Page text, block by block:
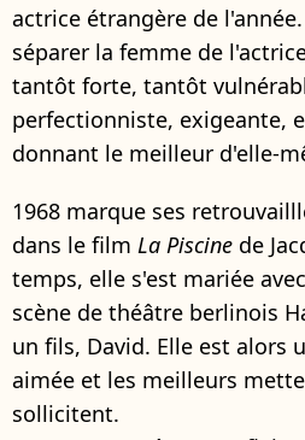
actrice étrangère de
séparer la femme de
tantôt forte, tantôt
perfectionniste, exigeante,
donnant le meilleur d'elle-
1968 marque ses
dans le film La Piscine de
temps, elle s'est mariée
scène de théâtre berlinois
un fils, David. Elle est alors
aimée et les meilleurs
sollicitent.